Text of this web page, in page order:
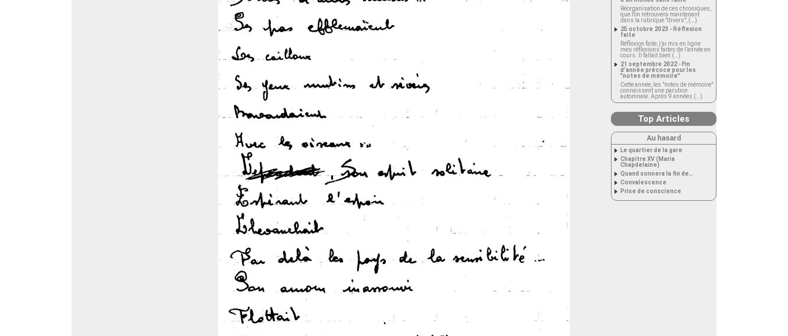
Réorganisation de ces chroniques,
que l’on retrouvera maintenant
dans la rubrique "divers", (…)
25 octobre 2023 - Réflexion
faite
Réflexion faite, j’ai mis en ligne
mes réflexions faites de l’année en
cours. Il fallait bien (…)
21 septembre 2022 - Fin
d’année précoce pour les
"notes de mémoire"
Cette année, les "notes de mémoire"
connaissent une parution
automnale. Après 9 années (…)
Top Articles
Au hasard
Le quartier de la gare
Chapitre XV (Maria
Chapdelaine)
Quand sonnera la fin de…
Convalescence
Prise de conscience